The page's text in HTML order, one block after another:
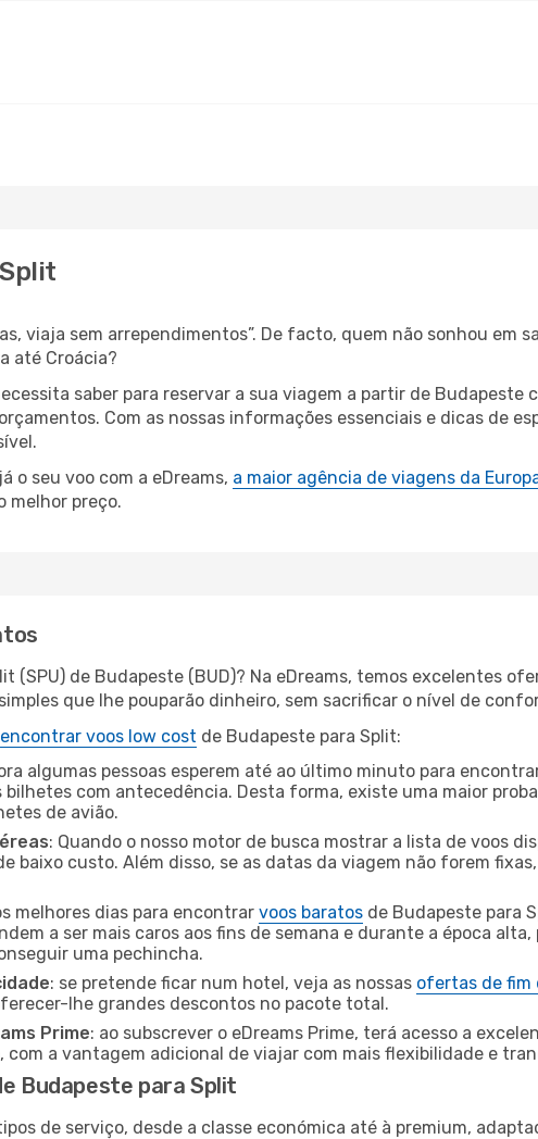
viaja sem arrependimentos”. De facto, quem não sonhou em
até Croácia?
saber para reservar a sua viagem a partir de Budapeste
Com as nossas informações essenciais e dicas de
o seu voo com a eDreams, a maior agência de viagens da
melhor preço.
(SPU) de Budapeste (BUD)? Na eDreams, temos excelentes
que lhe pouparão dinheiro, sem sacrificar o nível de
encontrar voos low cost de Budapeste para Split:
algumas pessoas esperem até ao último minuto para
bilhetes com antecedência. Desta forma, existe uma maior
de avião.
: Quando o nosso motor de busca mostrar a lista de voos
baixo custo. Além disso, se as datas da viagem não forem
melhores dias para encontrar voos baratos de Budapeste para
a ser mais caros aos fins de semana e durante a época alta,
uma pechincha.
: se pretende ficar num hotel, veja as nossas ofertas de fim
lhe grandes descontos no pacote total.
Prime: ao subscrever o eDreams Prime, terá acesso a
a vantagem adicional de viajar com mais flexibilidade e
Budapeste para Split
de serviço, desde a classe económica até à premium,